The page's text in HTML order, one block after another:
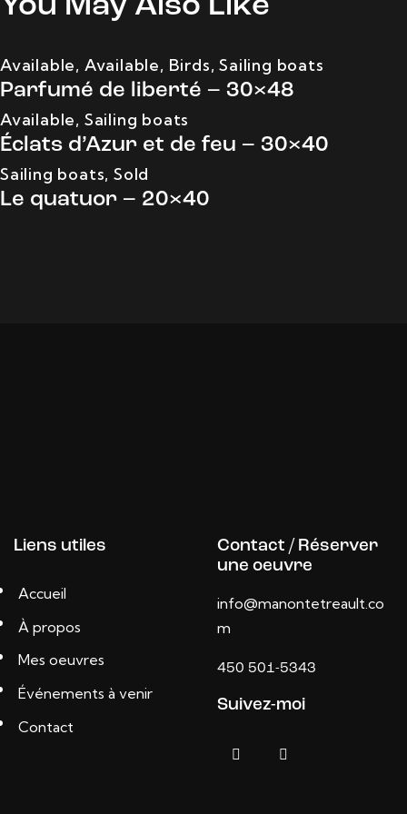
You May Also Like
Available, Available, Birds,Sailing boats
Parfumé de liberté – 30×48
Available, Sailing boats
Éclats d’Azur et de feu – 30×40
Sailing boats,Sold
Le quatuor – 20×40
Liens utiles
Accueil
À propos
Mes oeuvres
Événements à venir
Contact
Contact / Réserver
une oeuvre
info@manontetreault.co
m
450 501-5343
Suivez-moi